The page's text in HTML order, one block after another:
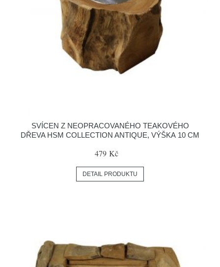
SVÍCEN Z NEOPRACOVANÉHO TEAKOVÉHO
DŘEVA HSM COLLECTION ANTIQUE, VÝŠKA 10 CM
479 Kč
DETAIL PRODUKTU